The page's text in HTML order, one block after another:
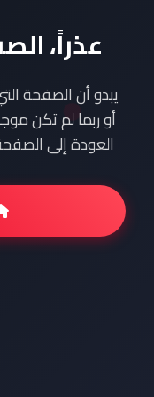
عذراً،
يبدو أن الصفحة
أو ربما لم تكن
العودة إلى